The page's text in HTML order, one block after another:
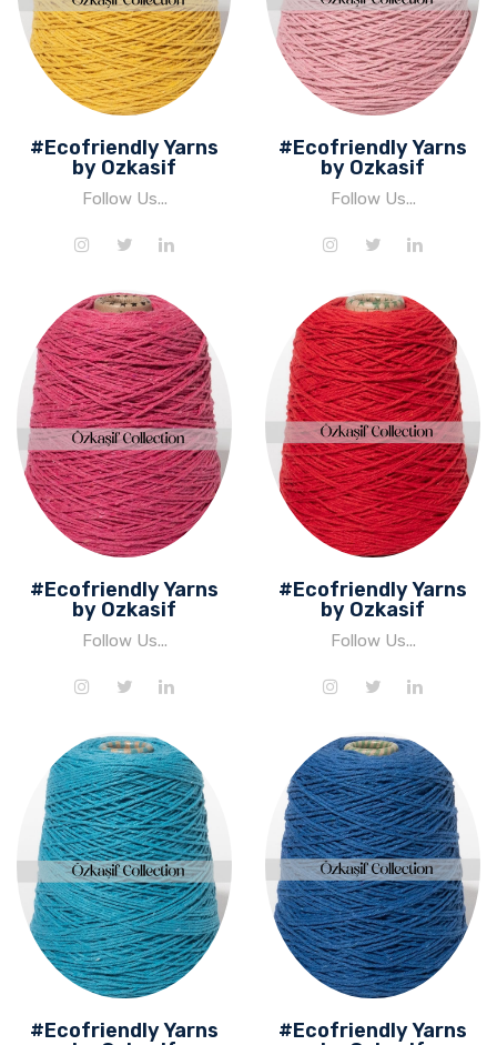
#Ecofriendly Yarns
by Ozkasif
Follow Us...
#Ecofriendly Yarns
by Ozkasif
Follow Us...
#Ecofriendly Yarns
by Ozkasif
Follow Us...
#Ecofriendly Yarns
by Ozkasif
Follow Us...
#Ecofriendly Yarns
#Ecofriendly Yarns